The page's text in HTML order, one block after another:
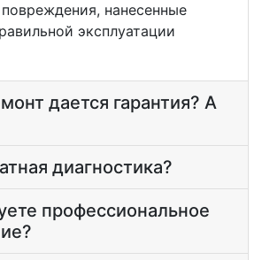
нанесенные
эксплуатации
дается гарантия? А
диагностика?
профессиональное